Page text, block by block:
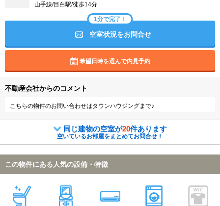
山手線/目白駅/徒歩14分
1分で完了！
空室状況をお問合せ
希望日時を選んで内見予約
不動産会社からのコメント
こちらの物件のお問い合わせはタウンハウジングまで♪
同じ建物の空室が20件あります
空いているお部屋をまとめてお問合せ！
この物件にある人気の設備・特徴